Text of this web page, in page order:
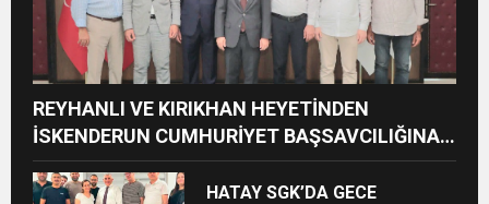
REYHANLI VE KIRIKHAN HEYETİNDEN
İSKENDERUN CUMHURİYET BAŞSAVCILIĞINA
ZİYARET
HATAY SGK’DA GECE